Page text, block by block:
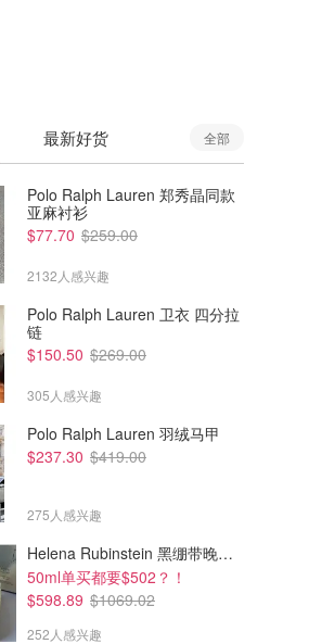
最新好货 全部
Polo Ralph Lauren 郑秀晶同款
亚麻衬衫
$77.70 $259.00
2132人感兴趣
Polo Ralph Lauren 卫衣 四分拉
链
$150.50 $269.00
305人感兴趣
Polo Ralph Lauren 羽绒马甲
$237.30 $419.00
275人感兴趣
Helena Rubinstein 黑绷带晚霜 100ml
50ml单买都要$502？！
$598.89 $1069.02
252人感兴趣